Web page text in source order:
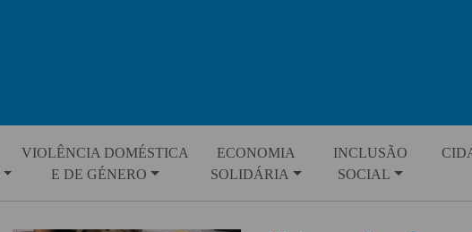
VIOLÊNCIA DOMÉSTICA
E DE GÉNERO
ECONOMIA
SOLIDÁRIA
INCLUSÃO
SOCIAL